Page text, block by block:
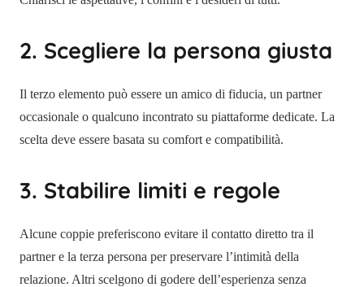
2. Scegliere la persona giusta
Il terzo elemento può essere un amico di fiducia, un partner
occasionale o qualcuno incontrato su piattaforme dedicate. La
scelta deve essere basata su comfort e compatibilità.
3. Stabilire limiti e regole
Alcune coppie preferiscono evitare il contatto diretto tra il
partner e la terza persona per preservare l’intimità della
relazione. Altri scelgono di godere dell’esperienza senza